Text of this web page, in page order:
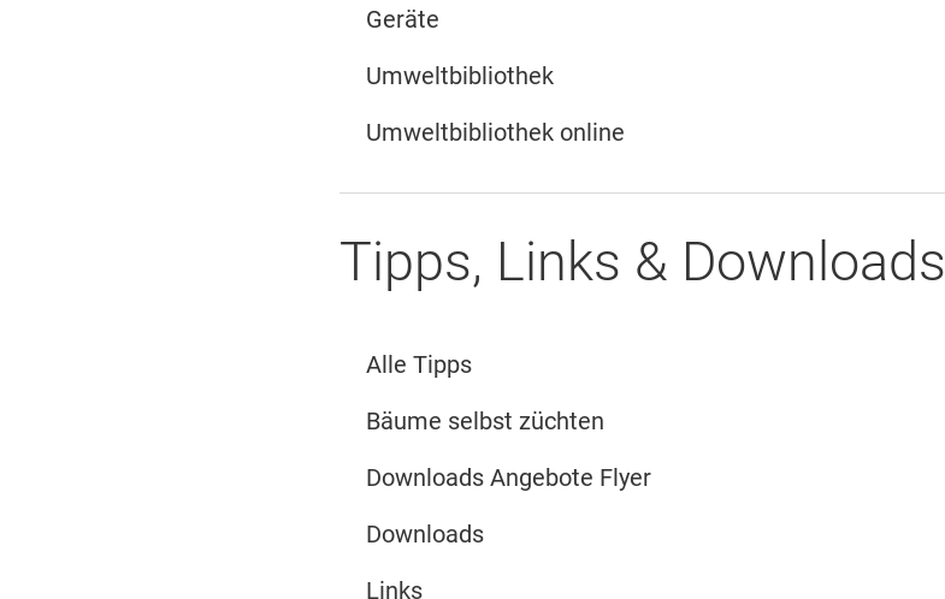
Geräte
Umweltbibliothek
Umweltbibliothek online
Tipps, Links & Downloads
Alle Tipps
Bäume selbst züchten
Downloads Angebote Flyer
Downloads
Links